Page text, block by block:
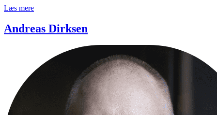
Læs mere
Andreas Dirksen